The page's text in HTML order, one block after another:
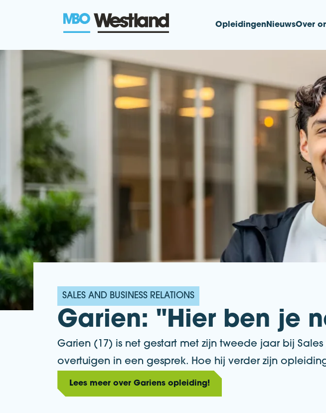
MBO Westland
OpleidingenNieuwsOver
SALES AND BUSINESS RELATIONS
Garien: "Hier ben je
Garien (17) is net gestart met zijn tweede jaar bij
overtuigen in een gesprek. Hoe hij verder zijn
Lees meer over Gariens opleiding!